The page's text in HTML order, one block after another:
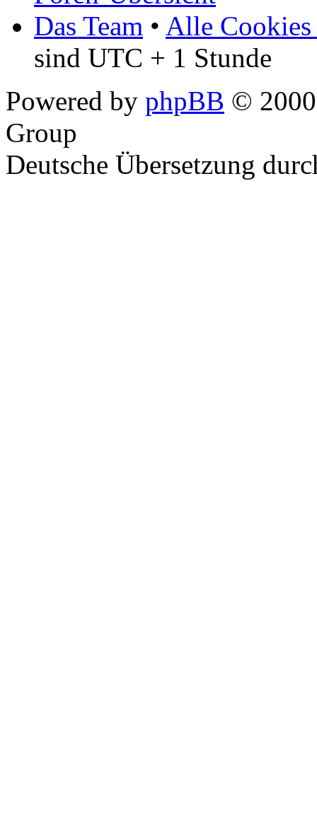
Das Team • Alle Cookies
sind UTC + 1 Stunde
Powered by phpBB ©
Group
Deutsche Übersetzung